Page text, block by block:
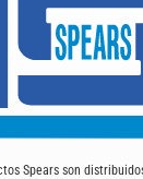
Spears son